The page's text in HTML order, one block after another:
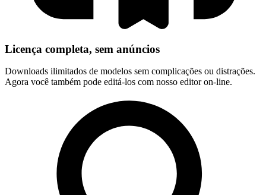
Licença completa, sem anúncios
Downloads ilimitados de modelos sem complicações ou distrações.
Agora você também pode editá-los com nosso editor on-line.